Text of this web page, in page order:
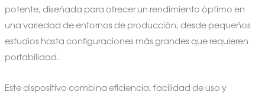
potente, diseñada para ofrecer un rendimiento óptimo en
una variedad de entornos de producción, desde pequeños
estudios hasta configuraciones más grandes que requieren
portabilidad.
Este dispositivo combina eficiencia, facilidad de uso y